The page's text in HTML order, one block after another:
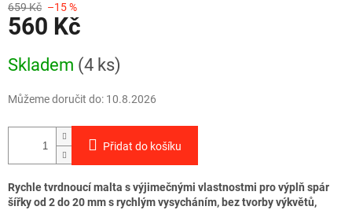
659 Kč –15 %
560 Kč
cena:
Skladem (4 ks)
Můžeme doručit do: 10.8.2026
Přidat do košíku
Rychle tvrdnoucí malta s výjimečnými vlastnostmi pro výplň spár
šířky od 2 do 20 mm s rychlým vysycháním, bez tvorby výkvětů,